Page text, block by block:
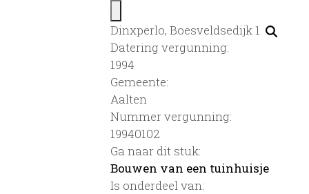
Dinxperlo, Boesveldsedijk 1
Datering vergunning:
1994
Gemeente:
Aalten
Nummer vergunning:
19940102
Ga naar dit stuk:
Bouwen van een tuinhuisje
Is onderdeel van: